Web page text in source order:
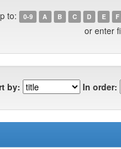
to: 0-9 A B C D E F
or enter
by: In order: